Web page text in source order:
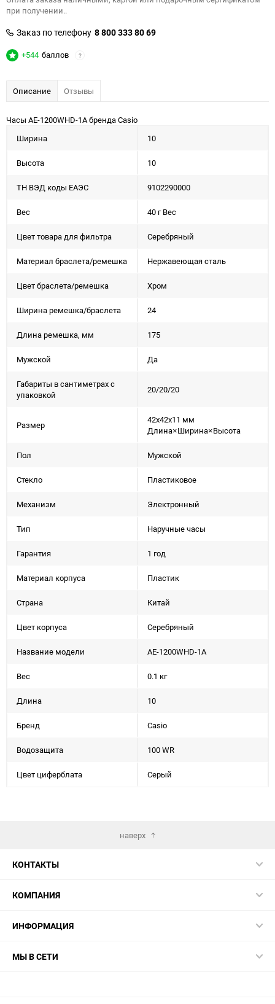
при получении..
Заказ по телефону 8 800 333 80 69
+544 баллов ?
Описание Отзывы
Часы AE-1200WHD-1A бренда Casio
Ширина
10
Высота 10
ТН ВЭД коды ЕАЭС 9102290000
Вес 40 г Вес
Цвет товара для фильтра Серебряный
Материал браслета/ремешка Нержавеющая сталь
Цвет браслета/ремешка Хром
Ширина ремешка/браслета 24
Длина ремешка, мм 175
Мужской Да
Габариты в сантиметрах с
упаковкой
20/20/20
Размер
42x42x11 мм
Длина×Ширина×Высота
Пол Мужской
Стекло Пластиковое
Механизм Электронный
Тип Наручные часы
Гарантия 1 год
Материал корпуса Пластик
Страна Китай
Цвет корпуса Серебряный
Название модели AE-1200WHD-1A
Вес 0.1 кг
Длина 10
Бренд Casio
Водозащита 100 WR
Цвет циферблата Серый
наверх
КОНТАКТЫ
КОМПАНИЯ
ИНФОРМАЦИЯ
МЫ В СЕТИ